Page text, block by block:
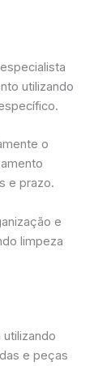
utilizando
o
e prazo.
e
limpeza
e peças